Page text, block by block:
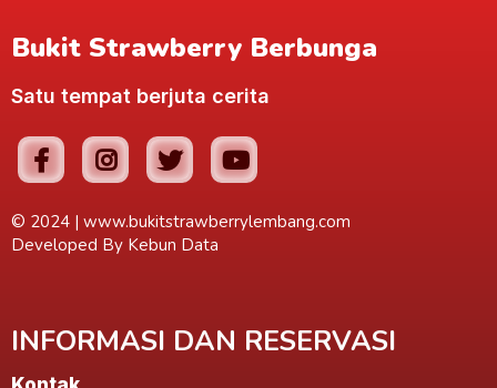
Bukit Strawberry Berbunga
Satu tempat berjuta cerita
© 2024 | www.bukitstrawberrylembang.com
Developed By Kebun Data
INFORMASI DAN RESERVASI